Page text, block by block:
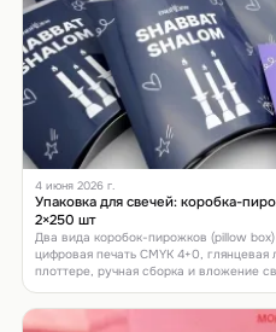
4 июня 2026 г.
Упаковка для свечей: коробка-
2×250 шт
Два вида коробок-пирожков (pillow
цифровая печать CMYK 4+0,
плоттере, ручная сборка и вложение